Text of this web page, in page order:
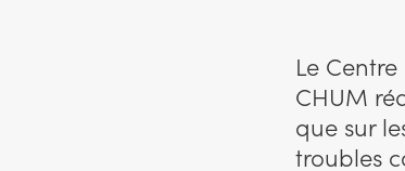
Le
CHUM
que sur
troubles